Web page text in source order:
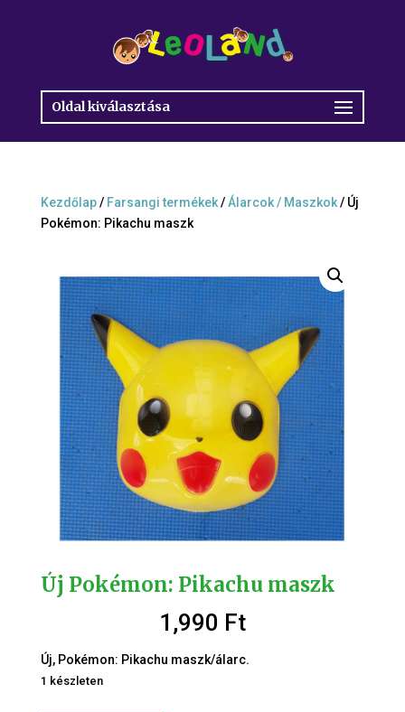
Oldal kiválasztása
Kezdőlap/ Farsangi termékek/Álarcok / Maszkok/ Új
Pokémon: Pikachu maszk
Új Pokémon: Pikachu maszk
1,990 Ft
Új, Pokémon: Pikachu maszk/álarc.
1 készleten